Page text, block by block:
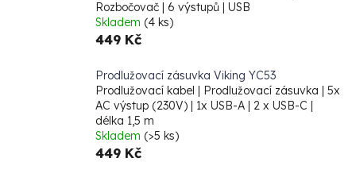
Rozbočovač | 6 výstupů | USB
Skladem (4 ks)
449 Kč
Prodlužovací zásuvka Viking YC53
Prodlužovací kabel | Prodlužovací zásuvka | 5x
AC výstup (230V) | 1x USB-A | 2 x USB-C |
délka 1,5 m
Skladem (>5 ks)
449 Kč